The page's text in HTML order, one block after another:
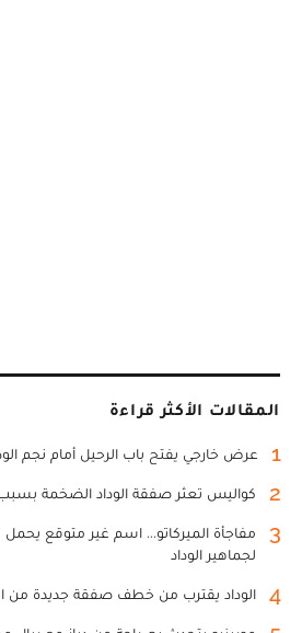
المقالات الأكثر قراءة
1 عرض خارجي يفتح باب الرحيل أمام نجم
2 كواليس تعثر صفقة الوداد الضخمة
3
مفاجأة الميركاتو... اسم غير متوقع يحمل
لجماهير الوداد
4 الوداد يقترب من خطف صفقة جديدة من